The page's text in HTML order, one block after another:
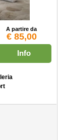
A partire da
€ 85,00
Info